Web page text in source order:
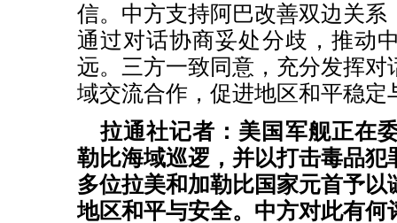
信。中方支持阿巴改善双边关系
通过对话协商妥处分歧，推动
远。三方一致同意，充分发挥对
域交流合作，促进地区和平稳定
拉通社记者：美国军舰正在
勒比海域巡逻，并以打击毒品犯
多位拉美和加勒比国家元首予以
地区和平与安全。中方对此有何